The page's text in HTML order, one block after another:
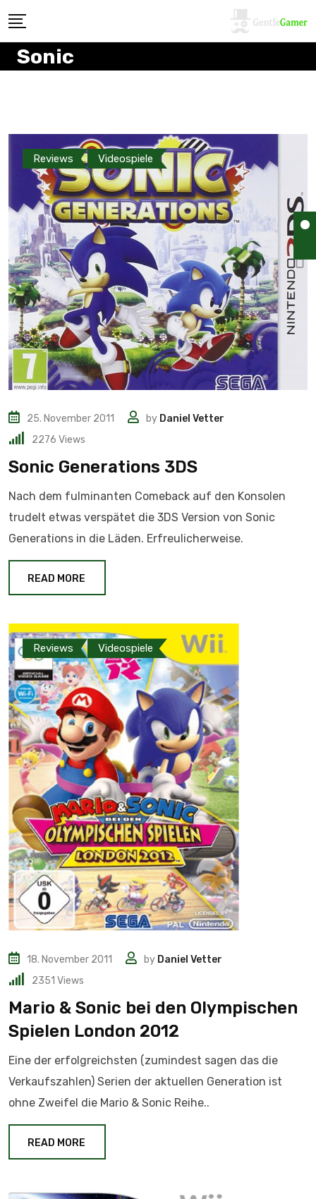
Sonic
Reviews Videospiele
25. November 2011 by Daniel Vetter
2276 Views
Sonic Generations 3DS
Nach dem fulminanten Comeback auf den Konsolen
trudelt etwas verspätet die 3DS Version von Sonic
Generations in die Läden. Erfreulicherweise.
READ MORE
Reviews Videospiele
18. November 2011 by Daniel Vetter
2351 Views
Mario & Sonic bei den Olympischen
Spielen London 2012
Eine der erfolgreichsten (zumindest sagen das die
Verkaufszahlen) Serien der aktuellen Generation ist
ohne Zweifel die Mario & Sonic Reihe..
READ MORE